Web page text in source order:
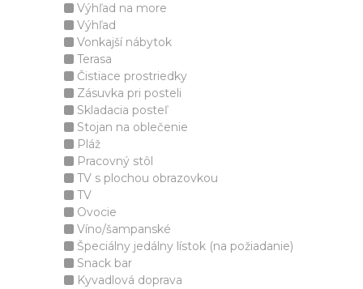
Výhľad na more
Výhľad
Vonkajší nábytok
Terasa
Čistiace prostriedky
Zásuvka pri posteli
Skladacia posteľ
Stojan na oblečenie
Pláž
Pracovný stôl
TV s plochou obrazovkou
TV
Ovocie
Víno/šampanské
Špeciálny jedálny lístok (na požiadanie)
Snack bar
Kyvadlová doprava